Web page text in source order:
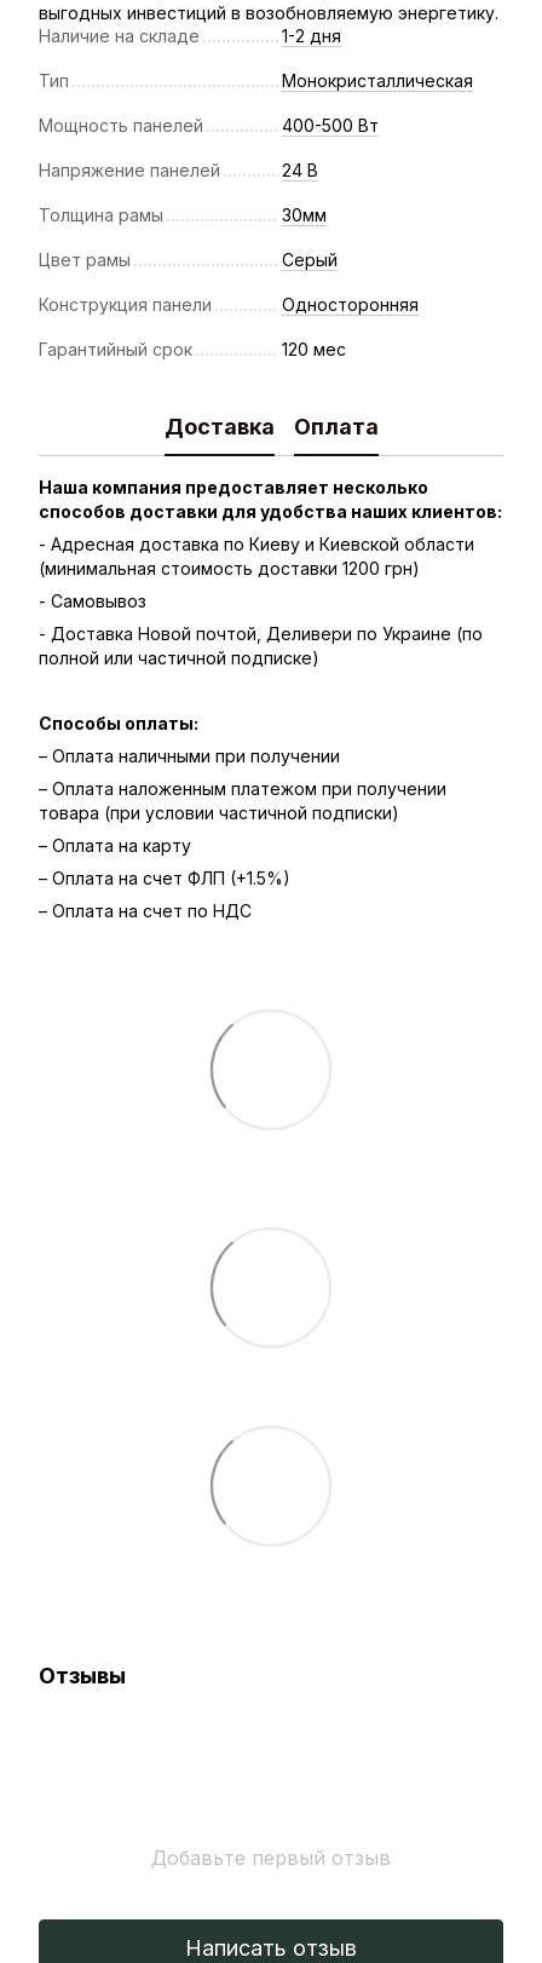
выгодных инвестиций в возобновляемую энергетику.
Наличие на складе
1-2 дня
Тип Монокристаллическая
Мощность панелей 400-500 Вт
Напряжение панелей 24 В
Толщина рамы 30мм
Цвет рамы Серый
Конструкция панели Односторонняя
Гарантийный срок 120 мес
Доставка Оплата
Наша компания предоставляет несколько
способов доставки для удобства наших клиентов:
- Адресная доставка по Киеву и Киевской области
(минимальная стоимость доставки 1200 грн)
- Самовывоз
- Доставка Новой почтой, Деливери по Украине (по
полной или частичной подписке)
Способы оплаты:
– Оплата наличными при получении
– Оплата наложенным платежом при получении
товара (при условии частичной подписки)
– Оплата на карту
– Оплата на счет ФЛП (+1.5%)
– Оплата на счет по НДС
Отзывы
Добавьте первый отзыв
Написать отзыв